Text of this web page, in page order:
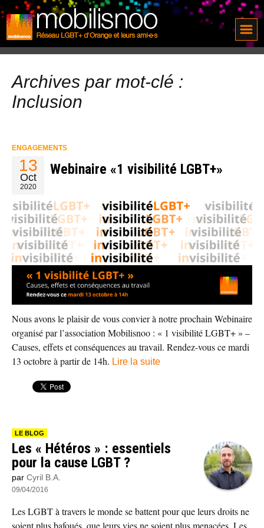
Archives par mot-clé :
Inclusion
ENGAGEMENTS
13
Oct
2020
Webinaire «1 visibilité LGBT+»
Nous avons le plaisir de vous convier à notre prochain Webinaire
organisé par l’association Mobilisnoo : « 1 visibilité LGBT+ » –
Causes, effets et conséquences au travail. Rendez-vous ce mardi
13 octobre à partir de 14h. Lire la suite
LE BLOG
Les « Hétéros » : essentiels
pour la cause LGBT ?
par Cyril B.A.
09/04/2016
Les LGBT à travers le monde se battent pour que leurs droits ne